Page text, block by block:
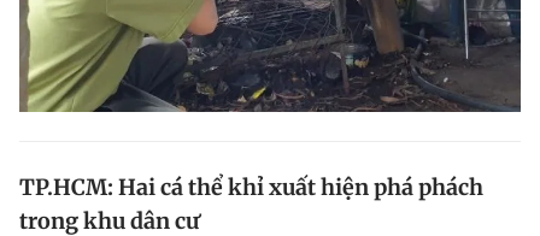
TP.HCM: Hai cá thể khỉ xuất hiện phá phách
trong khu dân cư